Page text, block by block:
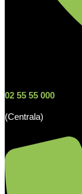
02 55 55 000
(Centrala)